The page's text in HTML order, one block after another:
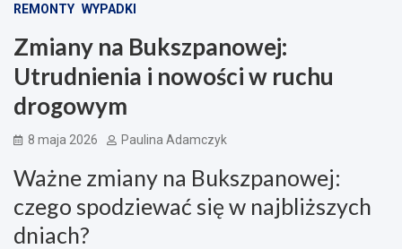
REMONTY WYPADKI
Zmiany na Bukszpanowej:
Utrudnienia i nowości w ruchu
drogowym
8 maja 2026 Paulina Adamczyk
Ważne zmiany na Bukszpanowej:
czego spodziewać się w najbliższych
dniach?